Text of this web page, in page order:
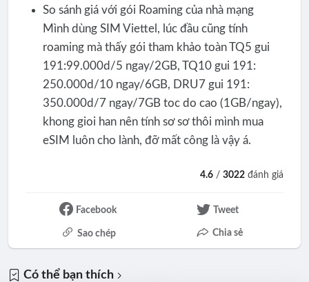
So sánh giá với gói Roaming của nhà mạng
Mình dùng SIM Viettel, lúc đầu cũng tính
roaming mà thấy gói tham khảo toàn TQ5 gui
191:99.000d/5 ngay/2GB, TQ10 gui 191:
250.000d/10 ngay/6GB, DRU7 gui 191:
350.000d/7 ngay/7GB toc do cao (1GB/ngay),
khong gioi han nên tính sơ sơ thôi mình mua
eSIM luôn cho lành, đỡ mất công là vậy á.
4.6 /3022 đánh giá
Facebook Tweet
Sao chép Chia sẻ
Có thể bạn thích